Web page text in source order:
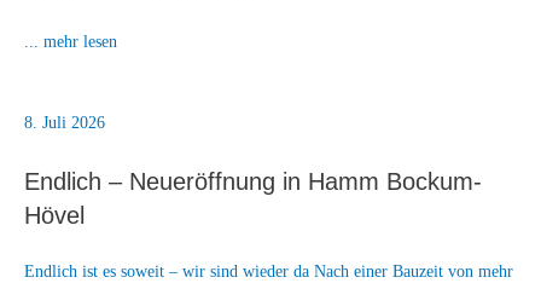
... mehr lesen
8. Juli 2026
Endlich – Neueröffnung in Hamm Bockum-
Hövel
Endlich ist es soweit – wir sind wieder da Nach einer Bauzeit von mehr